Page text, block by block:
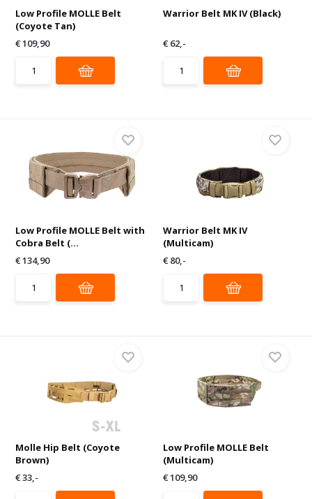
Low Profile MOLLE Belt
(Coyote Tan)
€ 109,90
Warrior Belt MK IV (Black)
€ 62,-
Low Profile MOLLE Belt with
Cobra Belt (...
€ 134,90
Warrior Belt MK IV
(Multicam)
€ 80,-
Molle Hip Belt (Coyote
Brown)
€ 33,-
Low Profile MOLLE Belt
(Multicam)
€ 109,90